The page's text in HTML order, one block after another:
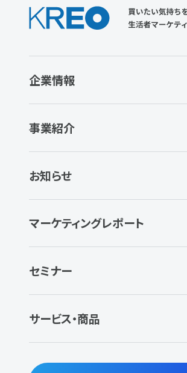
企業情報
事業紹介
お知らせ
マーケティングレポート
セミナー
サービス・商品